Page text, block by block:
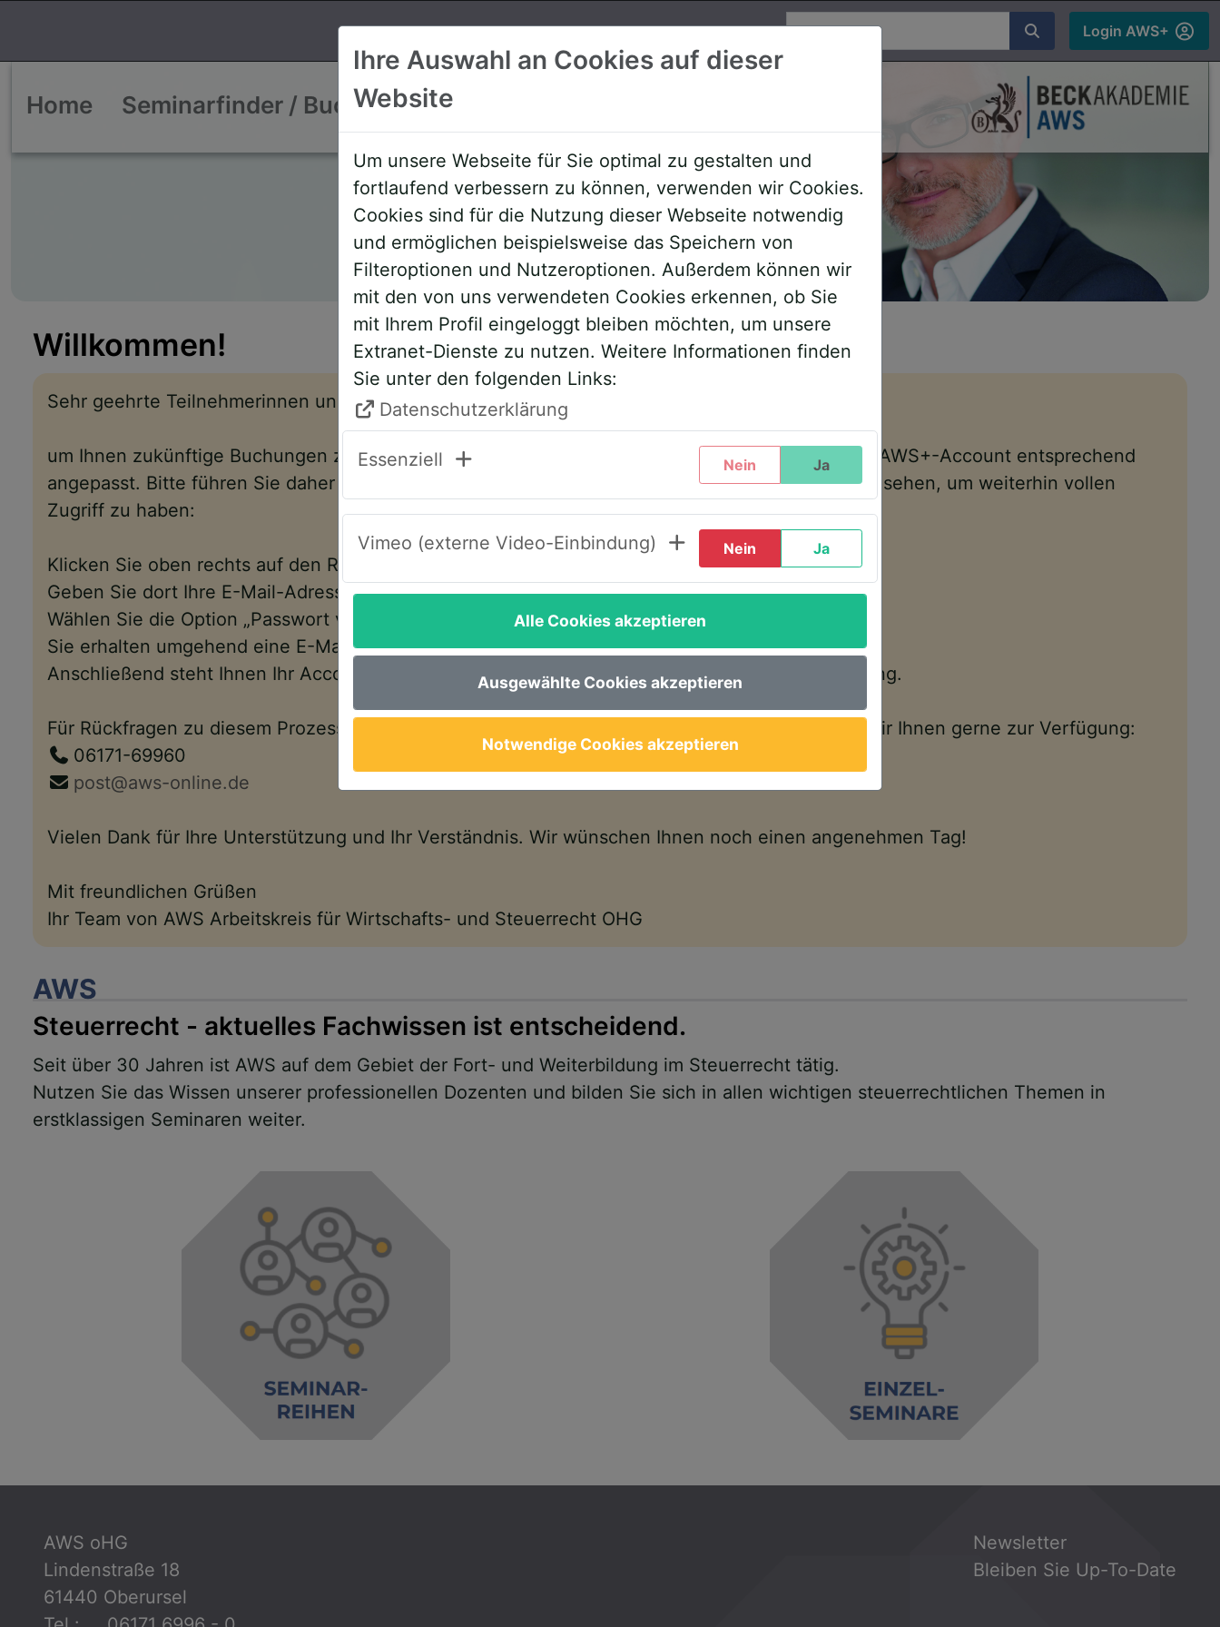
Suchen Login AWS+
Home Seminarfinder / Buchen Referenten
Willkommen!
Sehr geehrte Teilnehmerinnen und Teilnehmer,
um Ihnen zukünftige Buchungen zu erleichtern, haben wir unser System umstrukturiert und den AWS+-Account entsprechend
angepasst. Bitte führen Sie daher folgende Schritte durch, wenn Sie diesen Text zum ersten Mal sehen, um weiterhin vollen
Zugriff zu haben:
Klicken Sie oben rechts auf den Reiter „LOGIN AWS+“.
Geben Sie dort Ihre E-Mail-Adresse ein.
Wählen Sie die Option „Passwort vergessen“.
Sie erhalten umgehend eine E-Mail mit einem Link, um ein neues Passwort festzulegen.
Anschließend steht Ihnen Ihr Account wie gewohnt – nun im neuen Design – wieder zur Verfügung.
Für Rückfragen zu diesem Prozess, zu unseren Seminaren, Abläufen oder der Buchung stehen wir Ihnen gerne zur Verfügung:
06171-69960
post@aws-online.de
Vielen Dank für Ihre Unterstützung und Ihr Verständnis. Wir wünschen Ihnen noch einen angenehmen Tag!
Mit freundlichen Grüßen
Ihr Team von AWS Arbeitskreis für Wirtschafts- und Steuerrecht OHG
AWS
Steuerrecht - aktuelles Fachwissen ist entscheidend.
Seit über 30 Jahren ist AWS auf dem Gebiet der Fort- und Weiterbildung im Steuerrecht tätig.
Nutzen Sie das Wissen unserer professionellen Dozenten und bilden Sie sich in allen wichtigen steuerrechtlichen Themen in
erstklassigen Seminaren weiter.
AWS oHG
Lindenstraße 18
61440 Oberursel
Newsletter
Bleiben Sie Up-To-Date
Ihre Auswahl an Cookies auf dieser
Website
Um unsere Webseite für Sie optimal zu gestalten und
fortlaufend verbessern zu können, verwenden wir Cookies.
Cookies sind für die Nutzung dieser Webseite notwendig
und ermöglichen beispielsweise das Speichern von
Filteroptionen und Nutzeroptionen. Außerdem können wir
mit den von uns verwendeten Cookies erkennen, ob Sie
mit Ihrem Profil eingeloggt bleiben möchten, um unsere
Extranet-Dienste zu nutzen. Weitere Informationen finden
Sie unter den folgenden Links:
Datenschutzerklärung
Essenziell Nein Ja
Vimeo (externe Video-Einbindung) Nein Ja
Alle Cookies akzeptieren
Ausgewählte Cookies akzeptieren
Notwendige Cookies akzeptieren